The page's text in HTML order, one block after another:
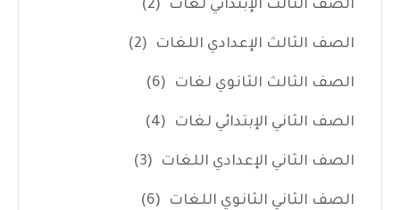
الصف الثالث الإبتدائي لغات (2)
الصف الثالث الإعدادي اللغات (2)
الصف الثالث الثانوي لغات (6)
الصف الثاني الإبتدائي لغات (4)
الصف الثاني الإعدادي اللغات (3)
الصف الثاني الثانوي اللغات (6)